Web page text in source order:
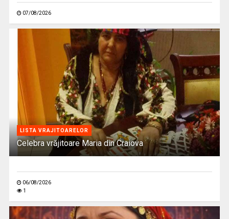
07/08/2026
LISTA VRAJITOARELOR
Celebra vrăjitoare Maria din Craiova
06/08/2026
1